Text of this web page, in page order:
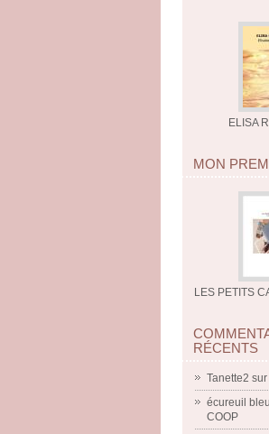
ELISA
MON
LES PETITS
RÉCENTS
Tanette2 sur
écureuil bleu
COOP